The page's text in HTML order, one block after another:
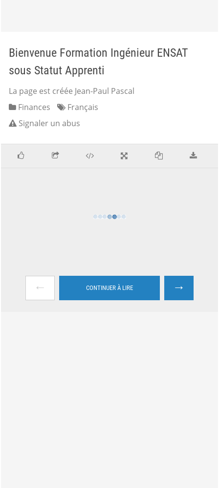
Bienvenue Formation Ingénieur ENSAT
sous Statut Apprenti
La page est créée Jean-Paul Pascal
Finances
Français
Signaler un abus
← CONTINUER À LIRE →